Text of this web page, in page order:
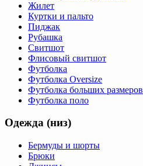
Жилет
Куртки и пальто
Пиджак
Рубашка
Свитшот
Флисовый свитшот
Футболка
Футболка Oversize
Футболка больших размеров
Футболка поло
Одежда (низ)
Бермуды и шорты
Брюки